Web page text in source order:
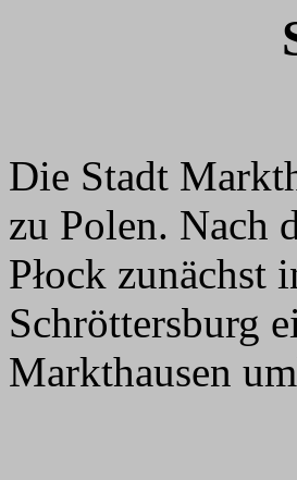
Die Stadt
zu Polen. Nach
Płock
Schröttersburg
Markthausen